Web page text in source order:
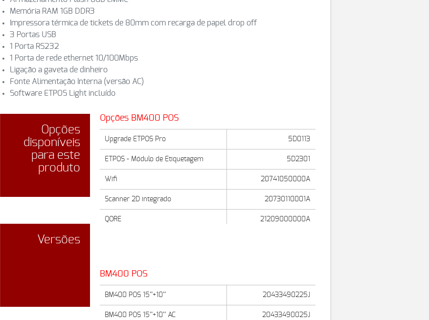
Memória RAM 1GB DDR3
Impressora térmica de tickets de 80mm com recarga de papel drop off
3 Portas USB
1 Porta RS232
1 Porta de rede ethernet 10/100Mbps
Ligação a gaveta de dinheiro
Fonte Alimentação Interna (versão AC)
Software ETPOS Light incluído
Opções
disponíveis
para este
produto
Opções BM400 POS
Upgrade ETPOS Pro 5D0113
ETPOS - Módulo de Etiquetagem 5D2301
Wifi 20741050000A
Scanner 2D integrado 20730110001A
QORE 21209000000A
Versões
BM400 POS
BM400 POS 15’’+10’’ 20433490225J
BM400 POS 15’’+10’’ AC 20433490025J